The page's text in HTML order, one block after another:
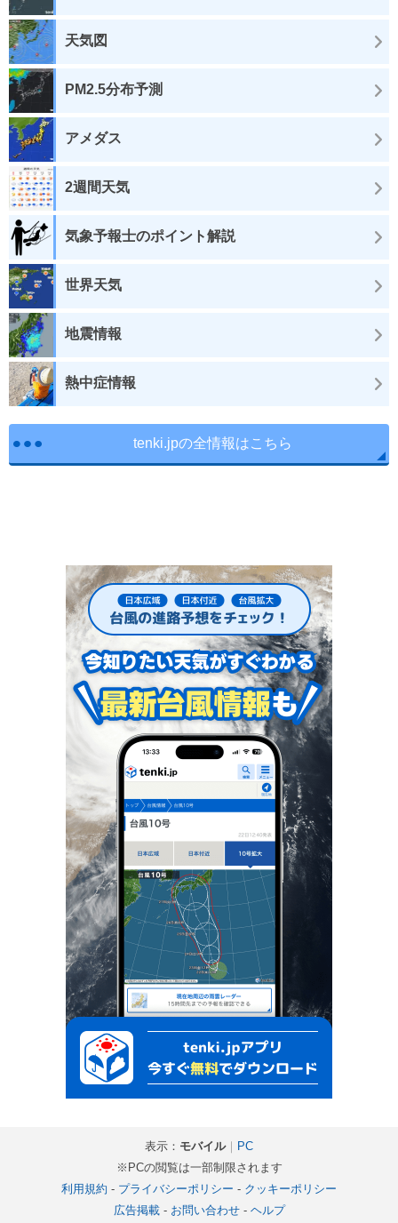
天気図
PM2.5分布予測
アメダス
2週間天気
気象予報士のポイント解説
世界天気
地震情報
熱中症情報
tenki.jpの全情報はこちら
表示： モバイル｜
PC
※PCの閲覧は一部制限されます
利用規約 - プライバシーポリシー - クッキーポリシー
広告掲載- お問い合わせ- ヘルプ